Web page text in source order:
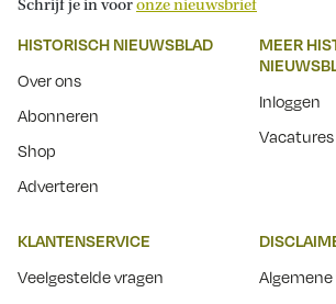
Schrijf je in vooronze nieuwsbrief
HISTORISCH NIEUWSBLAD
Over ons
Abonneren
Shop
Adverteren
MEER
Inloggen
Vacatures
KLANTENSERVICE
Veelgestelde vragen